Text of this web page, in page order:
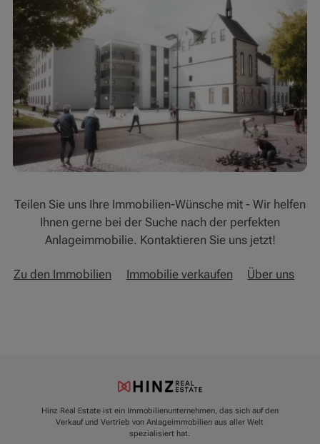
Teilen Sie uns Ihre Immobilien-Wünsche mit - Wir helfen
Ihnen gerne bei der Suche nach der perfekten
Anlageimmobilie. Kontaktieren Sie uns jetzt!
Zu den Immobilien Immobilie verkaufen Über uns
Hinz Real Estate ist ein Immobilienunternehmen, das sich auf den
Verkauf und Vertrieb von Anlageimmobilien aus aller Welt
spezialisiert hat.